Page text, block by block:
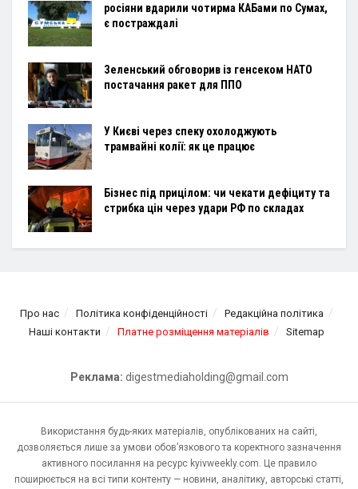
росіяни вдарили чотирма КАБами по Сумах,
є постраждалі
Зеленський обговорив із генсеком НАТО
постачання ракет для ППО
У Києві через спеку охолоджують
трамвайні колії: як це працює
Бізнес під прицілом: чи чекати дефіциту та
стрибка цін через удари РФ по складах
Про нас Політика конфіденційності
Редакційна політика
Наші контакти
Платне розміщення матеріалів Sitemap
Реклама: digestmediaholding@gmail.com
Використання будь-яких матеріалів, опублікованих на сайті,
дозволяється лише за умови обов’язкового та коректного зазначення
активного посилання на ресурс kyivweekly.com. Це правило
поширюється на всі типи контенту — новини, аналітику, авторські статті,